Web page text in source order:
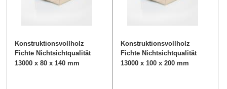
Konstruktionsvollholz
Fichte Nichtsichtqualität
80/140mm
13000 x 80 x 140 mm
Konstruktionsvollholz
Fichte Nichtsichtqualität
100/200mm
13000 x 100 x 200 mm